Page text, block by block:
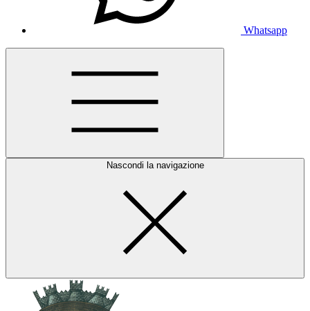
Whatsapp
Nascondi la navigazione